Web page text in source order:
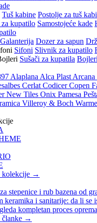
Tuš kabine Postolje za tuš
kupatilo Samostojeće kade
Galanterija Dozer za sapun
Sifoni Slivnik za kupatilo
Sušači za kupatila Bojleri
Alaplana Alca Plast Arcana
Cerlat CodicerCopen
New Tiles Onix Pamesa
Villeroy & Boch Warme
kolekcije →
stepenice i rub bazena od
keramika i sanitarije: da li se
kompletan proces
članke →